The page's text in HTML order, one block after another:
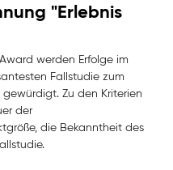
"Erlebnis
werden Erfolge im
Fallstudie zum
Zu den Kriterien
der
die Bekanntheit des